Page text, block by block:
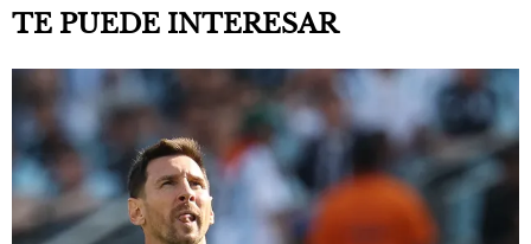
TE PUEDE INTERESAR